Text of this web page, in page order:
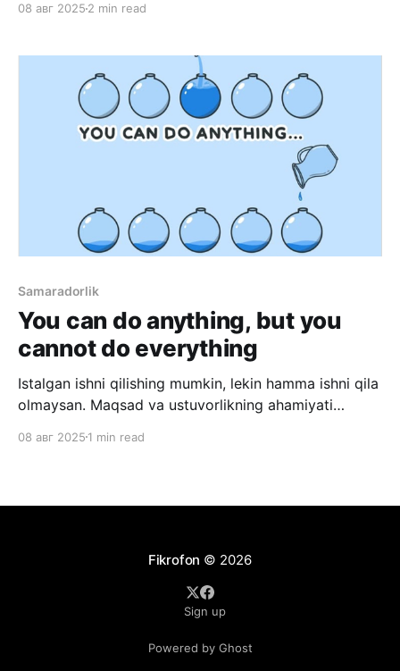
ko’rsatkichi 1% ga o’ssa va hokazo.
08 авг 2025 2 min read
Samaradorlik
You can do anything, but you
cannot do everything
Istalgan ishni qilishing mumkin, lekin hamma ishni qila
olmaysan. Maqsad va ustuvorlikning ahamiyati
o’ylayman. Siz har bir qadamda millionlab tanlovlar
sayr qilish,
08 авг 2025 1 min read
Fikrofon © 2026
Sign up
Powered by Ghost